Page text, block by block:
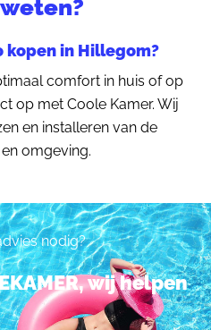
kopen in Hillegom?
comfort in huis of op
op met Coole Kamer. Wij
en installeren van de
omgeving.
nodig?
wij helpen